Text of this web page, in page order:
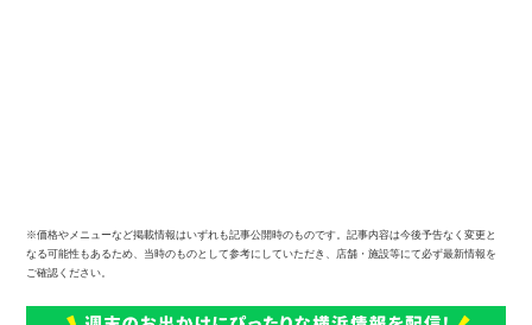
※価格やメニューなど掲載情報はいずれも記事公開時のものです。記事内容は今後予告なく変更と
なる可能性もあるため、当時のものとして参考にしていただき、店舗・施設等にて必ず最新情報を
ご確認ください。